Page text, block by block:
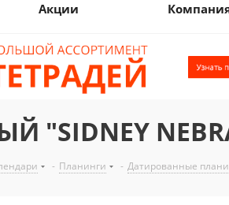
Акции
- Планинги - Датированные